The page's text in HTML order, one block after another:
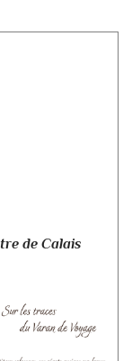
de Calais